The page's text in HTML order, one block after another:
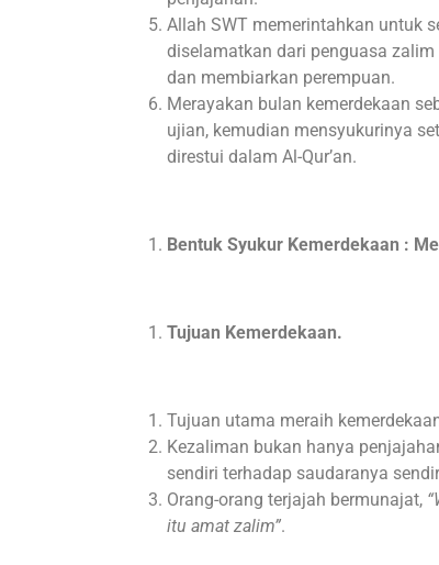
Allah SWT memerintahkan untuk
diselamatkan dari penguasa
dan membiarkan perempuan.
Merayakan bulan kemerdekaan
ujian, kemudian mensyukurinya
direstui dalam Al-Qur’an.
Bentuk Syukur Kemerdekaan :
Tujuan Kemerdekaan.
Tujuan utama meraih
Kezaliman bukan hanya
sendiri terhadap saudaranya
Orang-orang terjajah bermunajat,
itu amat zalim”.